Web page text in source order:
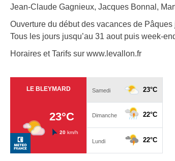
Jean-Claude Gagnieux, Jacques Bonnal,
Ouverture du début des vacances de
Tous les jours jusqu’au 31 aout puis week-
Horaires et Tarifs sur www.levallon.fr